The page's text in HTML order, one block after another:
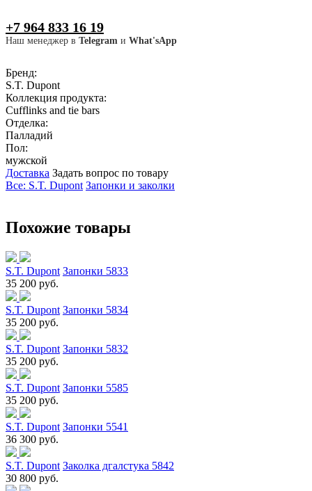
+7 964 833 16 19
Наш менеджер в Telegram и What'sApp
Бренд:
S.T. Dupont
Коллекция продукта:
Cufflinks and tie bars
Отделка:
Палладий
Пол:
мужской
Доставка Задать вопрос по товару
Все: S.T. Dupont Запонки и заколки
Похожие товары
S.T. Dupont Запонки 5833
35 200 руб.
S.T. Dupont Запонки 5834
35 200 руб.
S.T. Dupont Запонки 5832
35 200 руб.
S.T. Dupont Запонки 5585
35 200 руб.
S.T. Dupont Запонки 5541
36 300 руб.
S.T. Dupont Заколка дгалстука 5842
30 800 руб.